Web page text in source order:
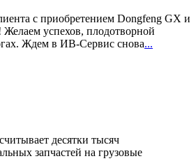
с приобретением Dongfeng GX и
Желаем успехов, плодотворной
Ждем в ИВ-Сервис снова...
десятки тысяч
запчастей на грузовые